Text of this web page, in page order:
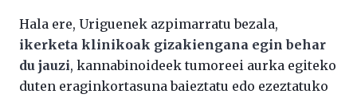
Hala ere, Uriguenek azpimarratu bezala,
ikerketa klinikoak gizakiengana egin behar
du jauzi, kannabinoideek tumoreei aurka egiteko
duten eraginkortasuna baieztatu edo ezeztatuko